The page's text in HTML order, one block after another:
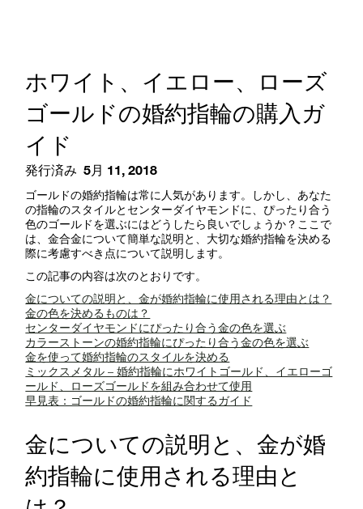
ホワイト、イエロー、ローズ
ゴールドの婚約指輪の購入ガ
イド
発行済み 5月 11, 2018
ゴールドの婚約指輪は常に人気があります。しかし、あなた
の指輪のスタイルとセンターダイヤモンドに、ぴったり合う
色のゴールドを選ぶにはどうしたら良いでしょうか？ここで
は、金合金について簡単な説明と、大切な婚約指輪を決める
際に考慮すべき点について説明します。
この記事の内容は次のとおりです。
金についての説明と、金が婚約指輪に使用される理由とは？
金の色を決めるものは？
センターダイヤモンドにぴったり合う金の色を選ぶ
カラーストーンの婚約指輪にぴったり合う金の色を選ぶ
金を使って婚約指輪のスタイルを決める
ミックスメタル – 婚約指輪にホワイトゴールド、イエローゴ
ールド、ローズゴールドを組み合わせて使用
早見表：ゴールドの婚約指輪に関するガイド
金についての説明と、金が婚
約指輪に使用される理由と